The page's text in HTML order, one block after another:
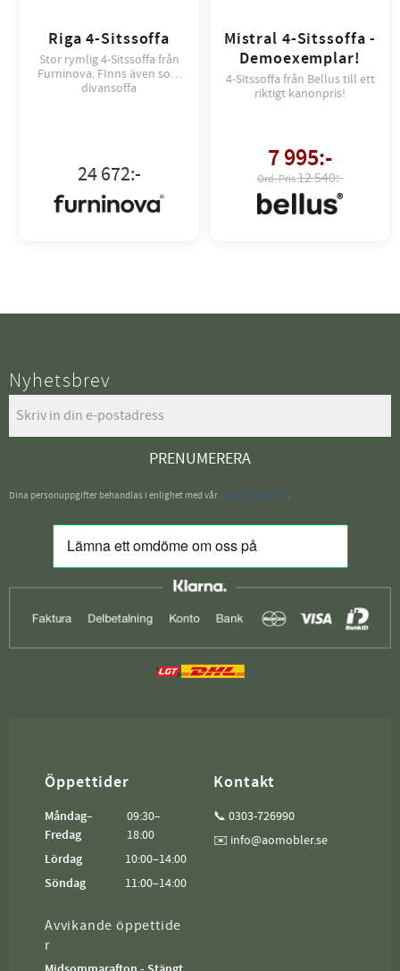
Riga 4-Sitssoffa
Stor rymlig 4-Sitssoffa från
Furninova. FInns även som
divansoffa
24 672:-
Mistral 4-Sitssoffa -
Demoexemplar!
4-Sitssoffa från Bellus till ett
riktigt kanonpris!
7 995:-
12 540:-
Nyhetsbrev
PRENUMERERA
Dina personuppgifter behandlas i enlighet med vår integritetspolicy.
Öppettider
Måndag–
Fredag
09:30–
18:00
Lördag
10:00–14:00
Söndag
11:00–14:00
Avvikande öppettide
r
Kontakt
📞 0303-726990
✉️ info@aomobler.se